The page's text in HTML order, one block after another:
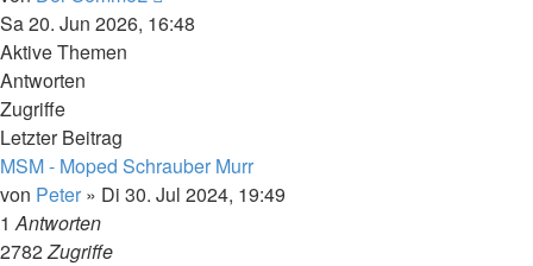
Beitrag
Sa 20. Jun 2026, 16:48
Aktive Themen
Antworten
Zugriffe
Letzter Beitrag
MSM - Moped Schrauber Murr
von Peter » Di 30. Jul 2024, 19:49
1Antworten
2782Zugriffe